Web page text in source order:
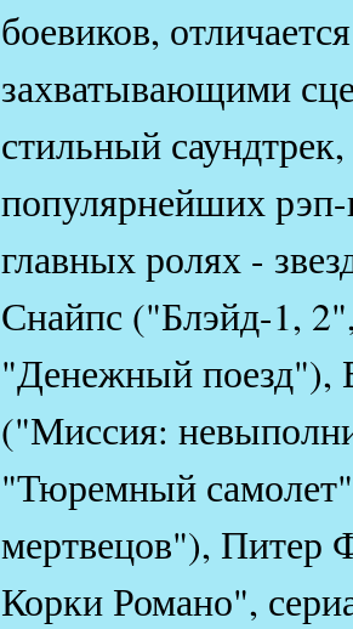
боевиков,
захватывающими
стильный
популярнейших
главных ролях -
Снайпс ("Блэйд-1,
"Денежный поезд"),
("Миссия:
"Тюремный
мертвецов"), Питер
Корки Романо",